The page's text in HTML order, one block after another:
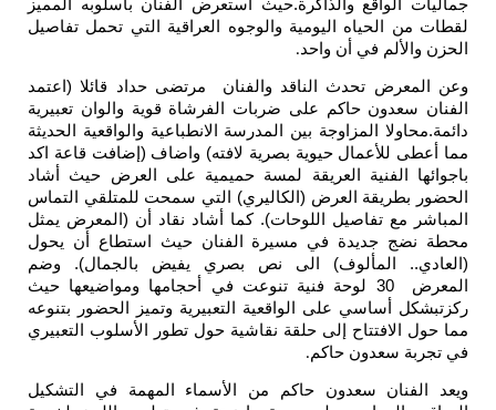
جماليات الواقع والذاكرة.حيث استعرض الفنان بأسلوبه المميز
لقطات من الحياه اليومية والوجوه العراقية التي تحمل تفاصيل
الحزن والألم في أن واحد.
وعن المعرض تحدث الناقد والفنان مرتضى حداد قائلا (اعتمد
الفنان سعدون حاكم على ضربات الفرشاة قوية والوان تعبيرية
دائمة.محاولا المزاوجة بين المدرسة الانطباعية والواقعية الحديثة
مما أعطى للأعمال حيوية بصرية لافته) واضاف (إضافت قاعة اكد
باجوائها الفنية العريقة لمسة حميمية على العرض حيث أشاد
الحضور بطريقة العرض (الكاليري) التي سمحت للمتلقي التماس
المباشر مع تفاصيل اللوحات). كما أشاد نقاد أن (المعرض يمثل
محطة نضج جديدة في مسيرة الفنان حيث استطاع أن يحول
(العادي.. المألوف) الى نص بصري يفيض بالجمال). وضم
المعرض 30 لوحة فنية تنوعت في أحجامها ومواضيعها حيث
ركزتبشكل أساسي على الواقعية التعبيرية وتميز الحضور بتنوعه
مما حول الافتتاح إلى حلقة نقاشية حول تطور الأسلوب التعبيري
في تجربة سعدون حاكم.
ويعد الفنان سعدون حاكم من الأسماء المهمة في التشكيل